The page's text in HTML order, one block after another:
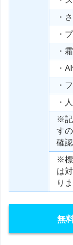
・
・
・
・
・
・
※記
す
確
※標
は
り
無